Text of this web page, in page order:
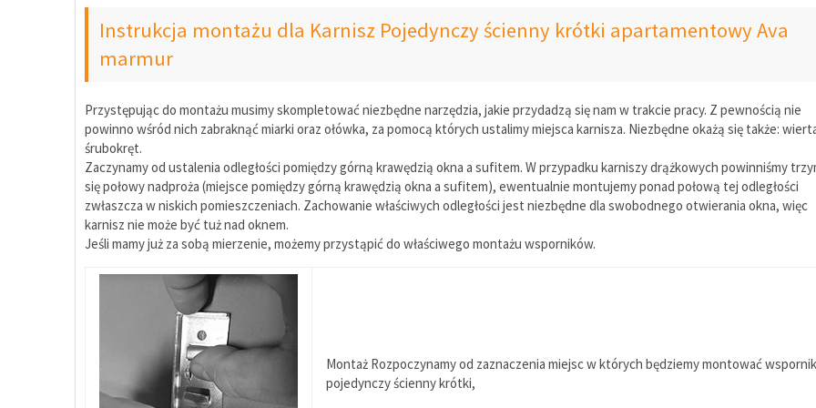
Instrukcja montażu dla Karnisz Pojedynczy ścienny krótki apartamentowy Ava
marmur
Przystępując do montażu musimy skompletować niezbędne narzędzia, jakie przydadzą się nam w trakcie pracy. Z pewnością nie
powinno wśród nich zabraknąć miarki oraz ołówka, za pomocą których ustalimy miejsca karnisza. Niezbędne okażą się także:
śrubokręt.
Zaczynamy od ustalenia odległości pomiędzy górną krawędzią okna a sufitem. W przypadku karniszy drążkowych powinniśmy
się połowy nadproża (miejsce pomiędzy górną krawędzią okna a sufitem), ewentualnie montujemy ponad połową tej odległości
zwłaszcza w niskich pomieszczeniach. Zachowanie właściwych odległości jest niezbędne dla swobodnego otwierania okna, więc
karnisz nie może być tuż nad oknem.
Jeśli mamy już za sobą mierzenie, możemy przystąpić do właściwego montażu wsporników.
Montaż Rozpoczynamy od zaznaczenia miejsc w których będziemy montować wspornik
pojedynczy ścienny krótki,